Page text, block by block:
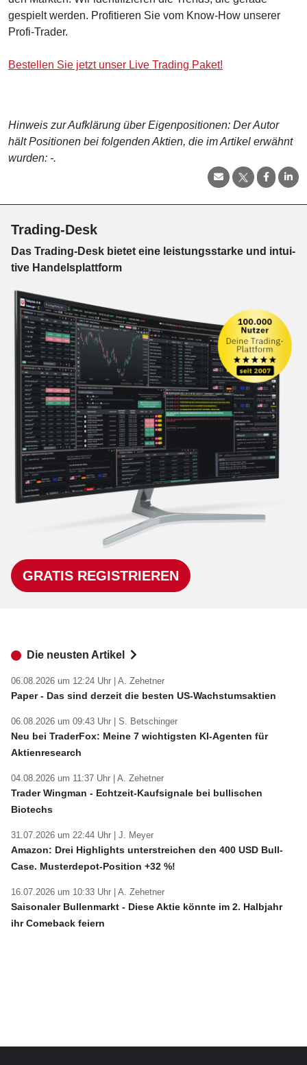
gespielt werden. Profitieren Sie vom Know-How unserer
Profi-Trader.
Bestellen Sie jetzt unser Live Trading Paket!
Hinweis zur Aufklärung über Eigenpositionen: Der Autor
hält Positionen bei folgenden Aktien, die im Artikel erwähnt
wurden: -.
Trading-Desk
Das Trading-Desk bie­tet eine leis­tungs­star­ke und in­tui­
tive Han­dels­platt­form
GRATIS REGISTRIEREN
Die neusten Artikel
06.08.2026 um 12:24 Uhr | A. Zehetner
Paper - Das sind derzeit die besten US-Wachstumsaktien
06.08.2026 um 09:43 Uhr | S. Betschinger
Neu bei TraderFox: Meine 7 wichtigsten KI-Agenten für
Aktienresearch
04.08.2026 um 11:37 Uhr | A. Zehetner
Trader Wingman - Echtzeit-Kaufsignale bei bullischen
Biotechs
31.07.2026 um 22:44 Uhr | J. Meyer
Amazon: Drei Highlights unterstreichen den 400 USD Bull-
Case. Musterdepot-Position +32 %!
16.07.2026 um 10:33 Uhr | A. Zehetner
Saisonaler Bullenmarkt - Diese Aktie könnte im 2. Halbjahr
ihr Comeback feiern